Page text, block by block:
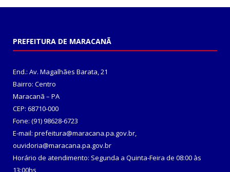
PREFEITURA DE MARACANÃ
End.: Av. Magalhães Barata, 21
Bairro: Centro
Maracanã – PA
CEP: 68710-000
Fone: (91) 98628-6723
E-mail: prefeitura@maracana.pa.gov.br,
ouvidoria@maracana.pa.gov.br
Horário de atendimento: Segunda a Quinta-Feira de 08:00 às
13:00hs